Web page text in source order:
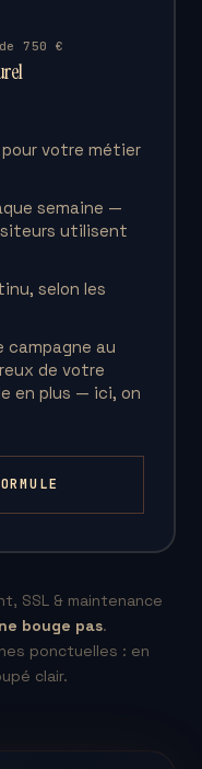
750 €
votre métier
semaine —
utilisent
selon les
campagne au
de votre
en plus — ici, on
SSL & maintenance
ne bouge pas.
ponctuelles : en
clair.